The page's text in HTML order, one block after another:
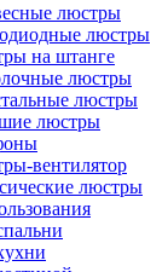
люстры
люстры
на штанге
люстры
люстры
люстры
вентилятор
люстры